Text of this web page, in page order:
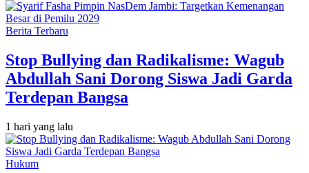
Berita Terbaru
Stop Bullying dan Radikalisme: Wagub
Abdullah Sani Dorong Siswa Jadi Garda
Terdepan Bangsa
1 hari yang lalu
Hukum